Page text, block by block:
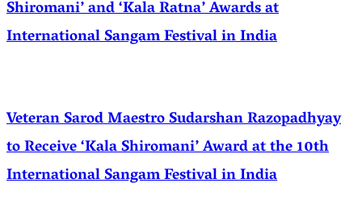
Shiromani’ and ‘Kala Ratna’ Awards at
International Sangam Festival in India
Veteran Sarod Maestro Sudarshan Razopadhyay
to Receive ‘Kala Shiromani’ Award at the 10th
International Sangam Festival in India